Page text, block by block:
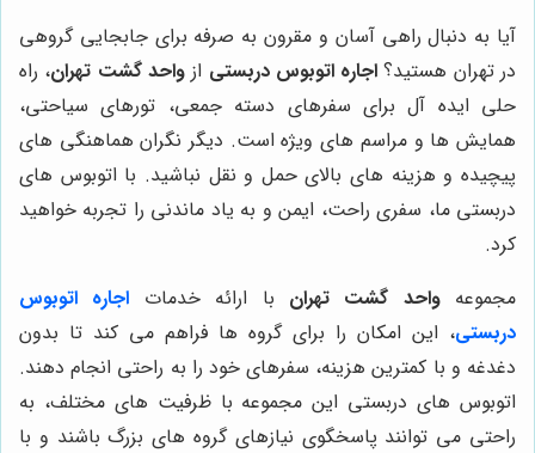
آیا به دنبال راهی آسان و مقرون به صرفه برای جابجایی گروهی
در تهران هستید؟ اجاره اتوبوس دربستی ازواحد گشت تهران، راه
حلی ایده آل برای سفرهای دسته جمعی، تورهای سیاحتی،
همایش ها و مراسم های ویژه است. دیگر نگران هماهنگی های
پیچیده و هزینه های بالای حمل و نقل نباشید. با اتوبوس های
دربستی ما، سفری راحت، ایمن و به یاد ماندنی را تجربه خواهید
کرد.
مجموعهواحد گشت تهران با ارائه خدمات اجاره اتوبوس
دربستی، این امکان را برای گروه ها فراهم می کند تا بدون
دغدغه و با کمترین هزینه، سفرهای خود را به راحتی انجام دهند.
اتوبوس های دربستی این مجموعه با ظرفیت های مختلف، به
راحتی می توانند پاسخگوی نیازهای گروه های بزرگ باشند و با